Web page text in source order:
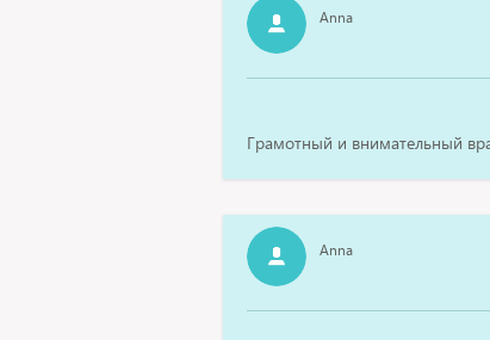
Anna
Грамотный и внимательный
Anna